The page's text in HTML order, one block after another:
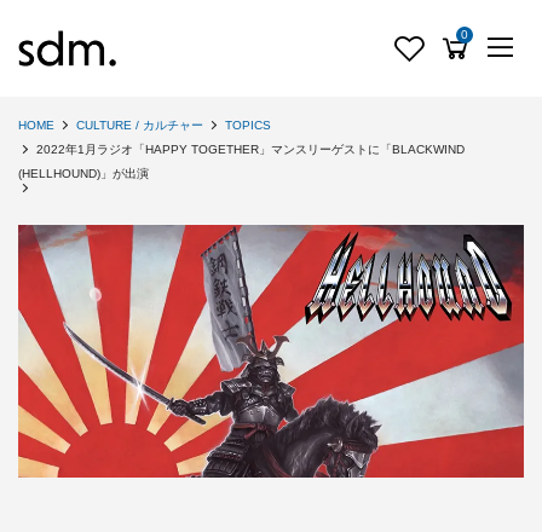
0
HOME CULTURE / カルチャー
TOPICS
2022年1月ラジオ「HAPPY TOGETHER」マンスリーゲストに「BLACKWIND
(HELLHOUND)」が出演